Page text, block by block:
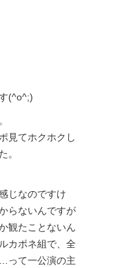
(^o^;)
見てホクホクし
。
じなのですけ
らないんですが
観たことないん
カポネ組で、全
って一公演の主